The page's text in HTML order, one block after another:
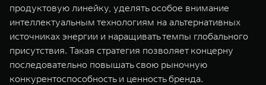
продуктовую линейку, уделять особое внимание
интеллектуальным технологиям на альтернативных
источниках энергии и наращивать темпы глобального
присутствия. Такая стратегия позволяет концерну
последовательно повышать свою рыночную
конкурентоспособность и ценность бренда.